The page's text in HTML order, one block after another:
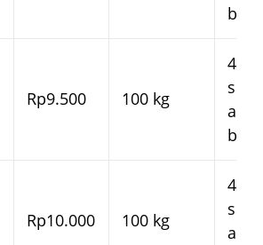
Rp9.500 100 kg
4–7
Rp10.000 100 kg
4–7